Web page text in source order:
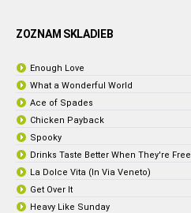
ZOZNAM SKLADIEB
Enough Love
What a Wonderful World
Ace of Spades
Chicken Payback
Spooky
Drinks Taste Better When They're Free
La Dolce Vita (In Via Veneto)
Get Over It
Heavy Like Sunday